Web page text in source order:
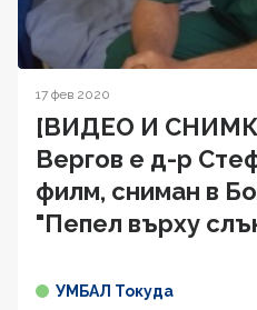
17 фев 2020
[ВИДЕО И
Вергов е д-р
филм, сниман в
"Пепел върху
УМБАЛ Токуда